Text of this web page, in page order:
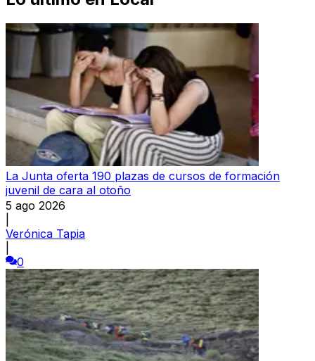
La Junta oferta 190 plazas de cursos de formación
juvenil de cara al otoño
5 ago 2026
Verónica Tapia
0